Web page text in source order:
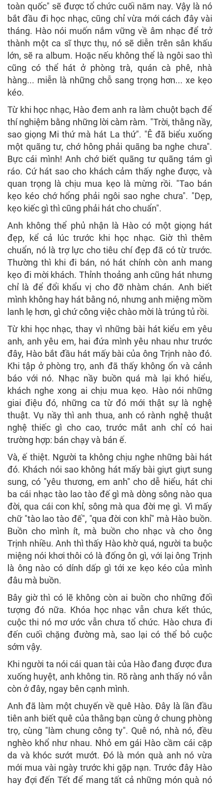
toàn quốc" sẽ được tổ chức cuối năm nay. Vậy là nó
bắt đầu đi học nhạc, cũng chỉ vừa mới cách đây vài
tháng. Hào nói muốn nắm vững về âm nhạc để trở
thành một ca sĩ thực thụ, nó sẽ diễn trên sân khấu
lớn, sẽ ra album. Hoặc nếu không thể là ngôi sao thì
cũng có thể hát ở phòng trà, quán cà phê, nhà
hàng... miễn là những chỗ sang trọng hơn... xe kẹo
kéo.
Từ khi học nhạc, Hào đem anh ra làm chuột bạch để
thí nghiệm bằng những lời càm ràm. "Trời, thằng nầy,
sao giọng Mi thứ mà hát La thứ". "Ê đã biểu xuống
một quãng tư, chớ hông phải quãng ba nghe chưa".
Bực cái mình! Anh chớ biết quãng tư quãng tám gì
ráo. Cứ hát sao cho khách cảm thấy nghe được, và
quan trọng là chịu mua kẹo là mừng rồi. "Tao bán
kẹo kéo chớ hổng phải ngôi sao nghe chưa". "Dẹp,
kẹo kiếc gì thì cũng phải hát cho chuẩn".
Anh không thể phủ nhận là Hào có một giọng hát
đẹp, kể cả lúc trước khi học nhạc. Giờ thì thêm
chuẩn, nó là trợ lực cho tiêu chí đẹp đã có từ trước.
Thường thì khi đi bán, nó hát chính còn anh mang
kẹo đi mời khách. Thỉnh thoảng anh cũng hát nhưng
chỉ là để đổi khẩu vị cho đỡ nhàm chán. Anh biết
mình không hay hát bằng nó, nhưng anh miệng mồm
lanh lẹ hơn, gì chứ công việc chào mời là trúng tủ rồi.
Từ khi học nhạc, thay vì những bài hát kiểu em yêu
anh, anh yêu em, hai đứa mình yêu nhau như trước
đây, Hào bắt đầu hát mấy bài của ông Trịnh nào đó.
Khi tập ở phòng trọ, anh đã thấy không ổn và cảnh
báo với nó. Nhạc nầy buồn quá mà lại khó hiểu,
khách nghe xong ai chịu mua kẹo. Hào nói những
giai điệu đó, những ca từ đó mới thật sự là nghệ
thuật. Vụ nầy thì anh thua, anh có rành nghệ thuật
nghệ thiếc gì cho cao, trước mắt anh chỉ có hai
trường hợp: bán chạy và bán ế.
Và, ế thiệt. Người ta không chịu nghe những bài hát
đó. Khách nói sao không hát mấy bài giựt giựt sung
sung, có "yêu thương, em anh" cho dễ hiểu, hát chi
ba cái nhạc tào lao tào đế gì mà dòng sông nào qua
đời, qua cái con khỉ, sông mà qua đời mẹ gì. Vì mấy
chữ "tào lao tào đế", "qua đời con khỉ" mà Hào buồn.
Buồn cho mình ít, mà buồn cho nhạc và cho ông
Trịnh nhiều. Anh thì thấy Hào khờ quá, người ta buộc
miệng nói khơi thôi có là đống ôn gì, với lại ông Trịnh
là ông nào có dính dấp gì tới xe kẹo kéo của mình
đâu mà buồn.
Bây giờ thì có lẽ không còn ai buồn cho những đối
tượng đó nữa. Khóa học nhạc vẫn chưa kết thúc,
cuộc thi nó mơ ước vẫn chưa tổ chức. Hào chưa đi
đến cuối chặng đường mà, sao lại có thể bỏ cuộc
sớm vậy.
Khi người ta nói cái quan tài của Hào đang được đưa
xuống huyệt, anh không tin. Rõ ràng anh thấy nó vẫn
còn ở đây, ngay bên cạnh mình.
Anh đã làm một chuyến về quê Hào. Đây là lần đầu
tiên anh biết quê của thằng bạn cùng ở chung phòng
trọ, cùng "làm chung công ty". Quê nó, nhà nó, đều
nghèo khổ như nhau. Nhỏ em gái Hào cầm cái cặp
da và khóc sướt mướt. Đó là món quà anh nó vừa
mới mua vài ngày trước khi gặp nạn. Trước đây Hào
hay đợi đến Tết để mang tất cả những món quà nó